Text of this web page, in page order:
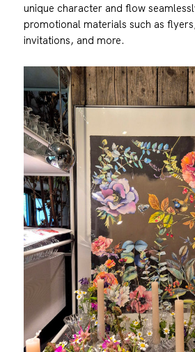
unique character and flow
promotional materials such as
invitations, and more.